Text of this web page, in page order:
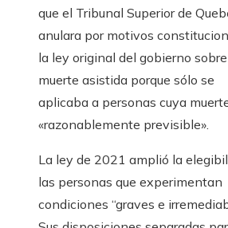
que el Tribunal Superior de
anulara por motivos
la ley original del gobierno sobre
muerte asistida porque sólo se
aplicaba a personas cuya
«razonablemente previsible».
La ley de 2021 amplió la
las personas que experimentan
condiciones “graves e